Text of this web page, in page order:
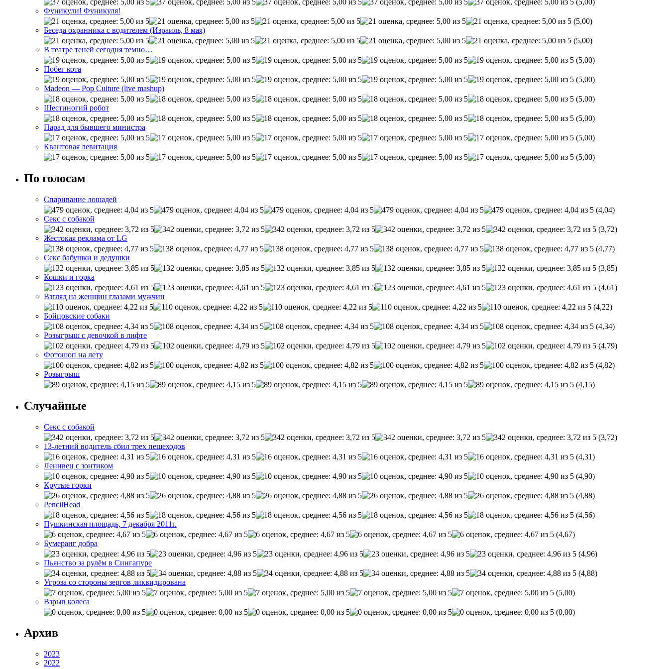
Фуникули! Фуникуля!
(5,00)
Беседа охранника с водителем (Израиль, 8 мая)
(5,00)
В театре теней сегодня темно…
(5,00)
Побег кота
(5,00)
Madeon — Pop Culture (live mashup)
(5,00)
Шестиногий робот
(5,00)
Парад для бывшего министра
(5,00)
Квантовая левитация
(5,00)
По голосам
Спаривание лошадей
(4,04)
Секс с собакой
(3,72)
Жестокая реклама от LG
(4,77)
Секс бабушки и дедушки
(3,85)
Кошки и горка
(4,61)
Взгляд на женщин глазами мужчин
(4,22)
Бойцовские собаки
(4,34)
Розыгрыш с девочкой в лифте
(4,79)
Фотошоп на лету
(4,82)
Розыгрыш
(4,15)
Случайные
Секс с собакой
(3,72)
13-летний водитель сбил трех пешеходов
(4,31)
Ленивец с зонтиком
(4,90)
Крутые горки
(4,88)
PencilHead
(4,56)
Пушкинская площадь, 7 декабря 2011г.
(4,67)
Бумеранг добра
(4,96)
Пьянство за рулём в Сингапуре
(4,88)
Угроза со стороны зергов ликвидирована
(5,00)
Взрыв колеса
(0,00)
Архив
2023
2022